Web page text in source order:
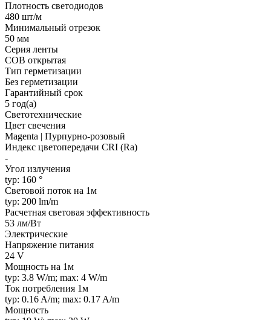
Плотность светодиодов
480 шт/м
Минимальный отрезок
50 мм
Серия ленты
COB открытая
Тип герметизации
Без герметизации
Гарантийный срок
5 год(а)
Светотехнические
Цвет свечения
Magenta | Пурпурно-розовый
Индекс цветопередачи CRI (Ra)
-
Угол излучения
typ: 160 °
Световой поток на 1м
typ: 200 lm/m
Расчетная световая эффективность
53 лм/Вт
Электрические
Напряжение питания
24 V
Мощность на 1м
typ: 3.8 W/m; max: 4 W/m
Ток потребления 1м
typ: 0.16 A/m; max: 0.17 A/m
Мощность